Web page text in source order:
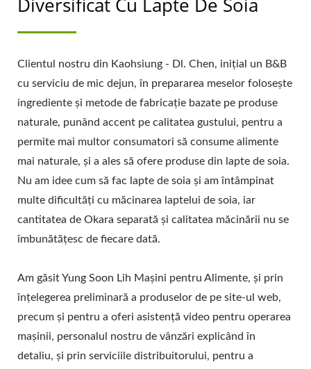
Clientul nostru din Kaohsiung - Dl. Chen, inițial un B&B
cu serviciu de mic dejun, în prepararea meselor folosește
ingrediente și metode de fabricație bazate pe produse
naturale, punând accent pe calitatea gustului, pentru a
permite mai multor consumatori să consume alimente
mai naturale, și a ales să ofere produse din lapte de soia.
Nu am idee cum să fac lapte de soia și am întâmpinat
multe dificultăți cu măcinarea laptelui de soia, iar
cantitatea de Okara separată și calitatea măcinării nu se
îmbunătățesc de fiecare dată.
Am găsit Yung Soon Lih Mașini pentru Alimente, și prin
înțelegerea preliminară a produselor de pe site-ul web,
precum și pentru a oferi asistență video pentru operarea
mașinii, personalul nostru de vânzări explicând în
detaliu, și prin serviciile distribuitorului, pentru a